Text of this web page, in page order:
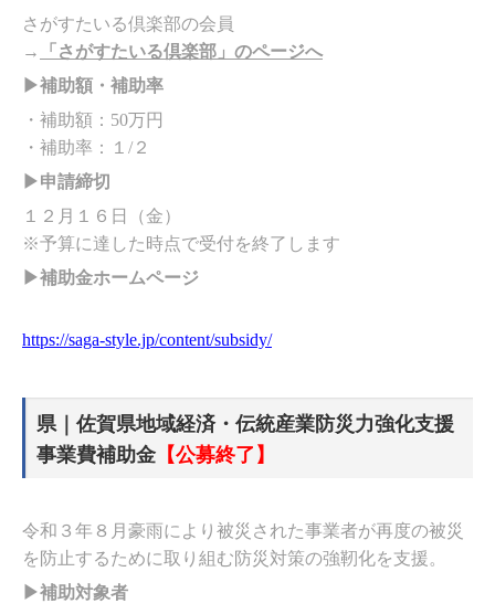
さがすたいる倶楽部の会員
→
「さがすたいる倶楽部」のページへ
▶補助額・補助率
・補助額：50万円
・補助率：１/２
▶申請締切
１２月１６日（金）
※予算に達した時点で受付を終了します
▶補助金ホームページ
https://saga-style.jp/content/subsidy/
県｜佐賀県地域経済・伝統産業防災力強化支援
事業費補助金 【公募終了】
令和３年８月豪雨により被災された事業者が再度の被災
を防止するために取り組む防災対策の強靭化を支援。
▶補助対象者